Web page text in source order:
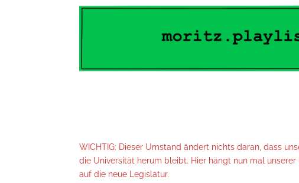
WICHTIG: Dieser Umstand ändert nichts daran, dass
die Universität herum bleibt. Hier hängt nun mal
auf die neue Legislatur.